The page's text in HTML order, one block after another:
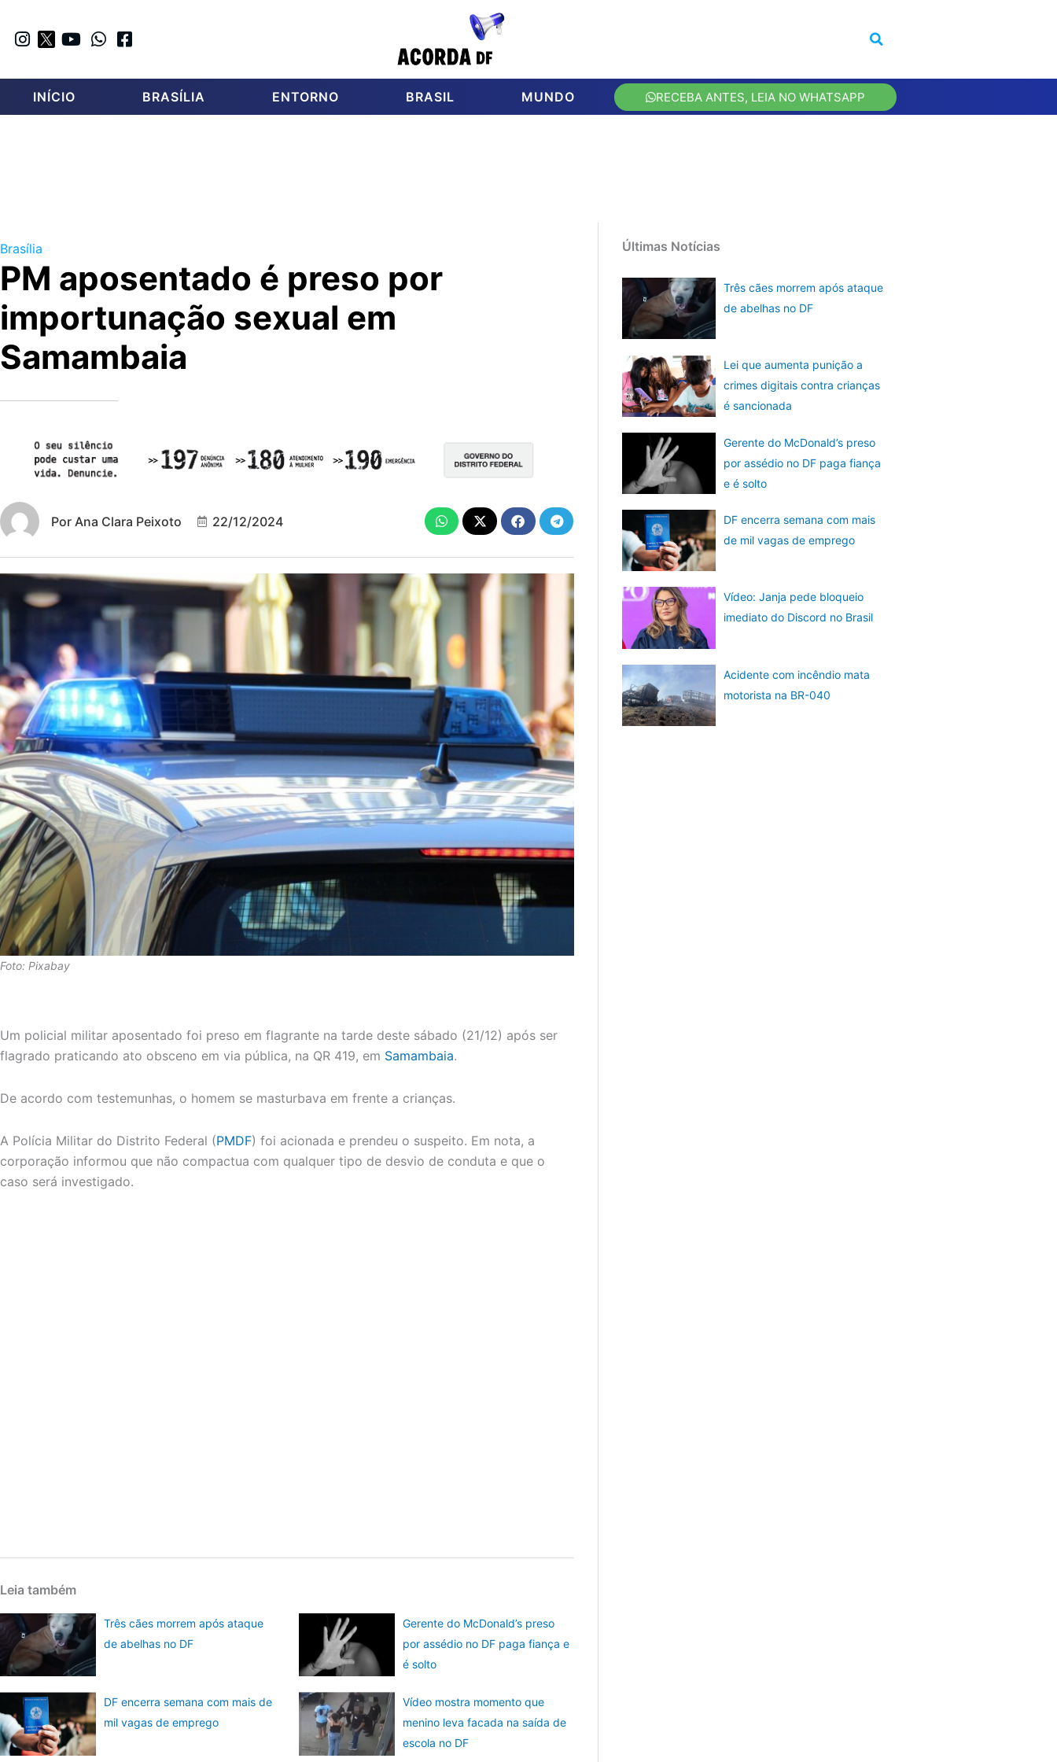
INÍCIO BRASÍLIA ENTORNO BRASIL MUNDO RECEBA ANTES, LEIA NO WHATSAPP
Brasília
PM aposentado é preso por
importunação sexual em
Samambaia
Por Ana Clara Peixoto 22/12/2024
Foto: Pixabay
Um policial militar aposentado foi preso em flagrante na tarde deste sábado (21/12) após ser
flagrado praticando ato obsceno em via pública, na QR 419, em Samambaia.
De acordo com testemunhas, o homem se masturbava em frente a crianças.
A Polícia Militar do Distrito Federal (PMDF) foi acionada e prendeu o suspeito. Em nota, a
corporação informou que não compactua com qualquer tipo de desvio de conduta e que o
caso será investigado.
Leia também
Três cães morrem após ataque
de abelhas no DF
Gerente do McDonald’s preso
por assédio no DF paga fiança e
é solto
DF encerra semana com mais de
mil vagas de emprego
Vídeo mostra momento que
menino leva facada na saída de
escola no DF
Últimas Notícias
Três cães morrem após ataque
de abelhas no DF
Lei que aumenta punição a
crimes digitais contra crianças
é sancionada
Gerente do McDonald’s preso
por assédio no DF paga fiança
e é solto
DF encerra semana com mais
de mil vagas de emprego
Vídeo: Janja pede bloqueio
imediato do Discord no Brasil
Acidente com incêndio mata
motorista na BR-040